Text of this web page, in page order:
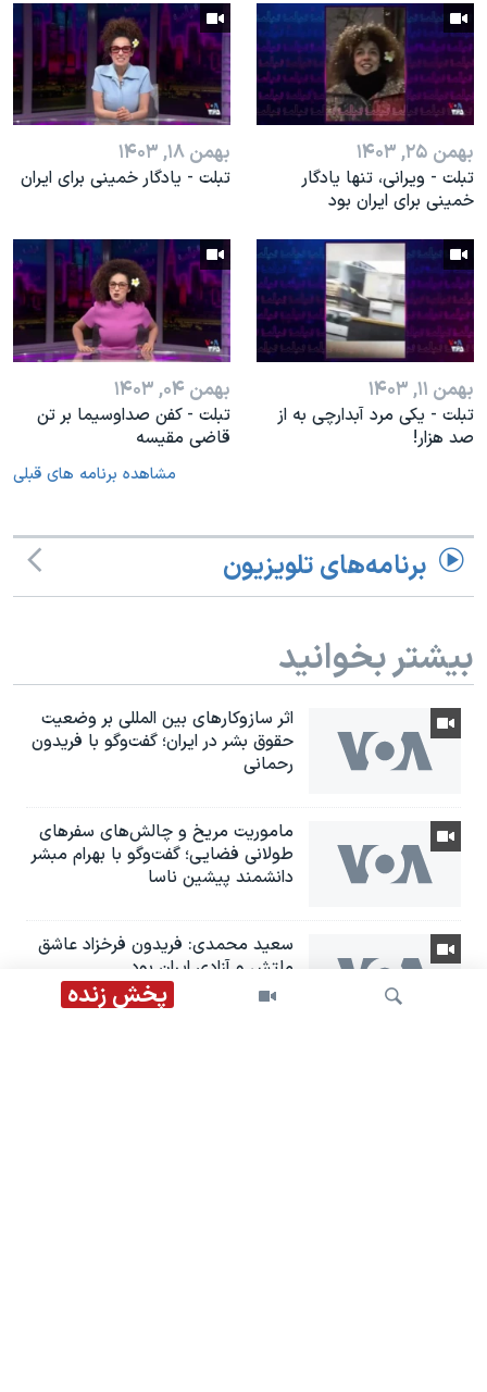
پخش زنده
بهمن ۲۵, ۱۴۰۳
تبلت - ویرانی، تنها یادگار
خمینی برای ایران بود
بهمن ۱۸, ۱۴۰۳
تبلت - یادگار خمینی برای ایران
بهمن ۱۱, ۱۴۰۳
تبلت - یکی مرد آبدارچی به از
صد هزار!
بهمن ۰۴, ۱۴۰۳
تبلت - کفن صداوسیما بر تن
قاضی مقیسه
مشاهده برنامه های قبلی
برنامه‌های تلویزیون
بیشتر بخوانید
اثر ساز‌و‌کارهای بین المللی بر وضعیت
حقوق بشر در ایران؛ گفت‌وگو با فریدون
رحمانی
ماموریت مریخ و چالش‌های سفرهای
طولانی فضایی؛ گفت‌وگو با بهرام مبشر
دانشمند پیشین ناسا
سعید محمدی: فریدون فرخزاد عاشق
ملتش و آزادی ایران بود